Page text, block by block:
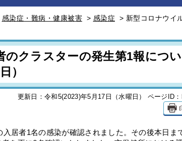
感染症・難病・健康被害 > 感染症 > 新型コロナウイ
のクラスターの発生第1報につ
）
更新日：令和5(2023)年5月17日（水曜日） ページID
居者1名の感染が確認されました。その後本日ま